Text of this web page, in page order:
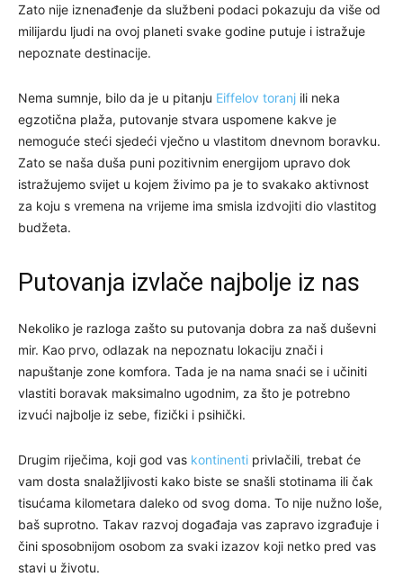
Zato nije iznenađenje da službeni podaci pokazuju da više od
milijardu ljudi na ovoj planeti svake godine putuje i istražuje
nepoznate destinacije.
Nema sumnje, bilo da je u pitanju Eiffelov toranj ili neka
egzotična plaža, putovanje stvara uspomene kakve je
nemoguće steći sjedeći vječno u vlastitom dnevnom boravku.
Zato se naša duša puni pozitivnim energijom upravo dok
istražujemo svijet u kojem živimo pa je to svakako aktivnost
za koju s vremena na vrijeme ima smisla izdvojiti dio vlastitog
budžeta.
Putovanja izvlače najbolje iz nas
Nekoliko je razloga zašto su putovanja dobra za naš duševni
mir. Kao prvo, odlazak na nepoznatu lokaciju znači i
napuštanje zone komfora. Tada je na nama snaći se i učiniti
vlastiti boravak maksimalno ugodnim, za što je potrebno
izvući najbolje iz sebe, fizički i psihički.
Drugim riječima, koji god vas kontinenti privlačili, trebat će
vam dosta snalažljivosti kako biste se snašli stotinama ili čak
tisućama kilometara daleko od svog doma. To nije nužno loše,
baš suprotno. Takav razvoj događaja vas zapravo izgrađuje i
čini sposobnijom osobom za svaki izazov koji netko pred vas
stavi u životu.